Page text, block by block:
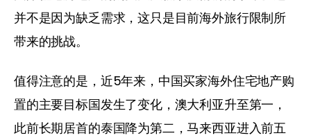
并不是因为缺乏需求，这只是目前海外旅行限制所
带来的挑战。
值得注意的是，近5年来，中国买家海外住宅地产购
置的主要目标国发生了变化，澳大利亚升至第一，
此前长期居首的泰国降为第二，马来西亚进入前五